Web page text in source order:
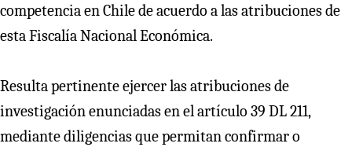
competencia en Chile de acuerdo a las atribuciones de
esta Fiscalía Nacional Económica.
Resulta pertinente ejercer las atribuciones de
investigación enunciadas en el artículo 39 DL 211,
mediante diligencias que permitan confirmar o